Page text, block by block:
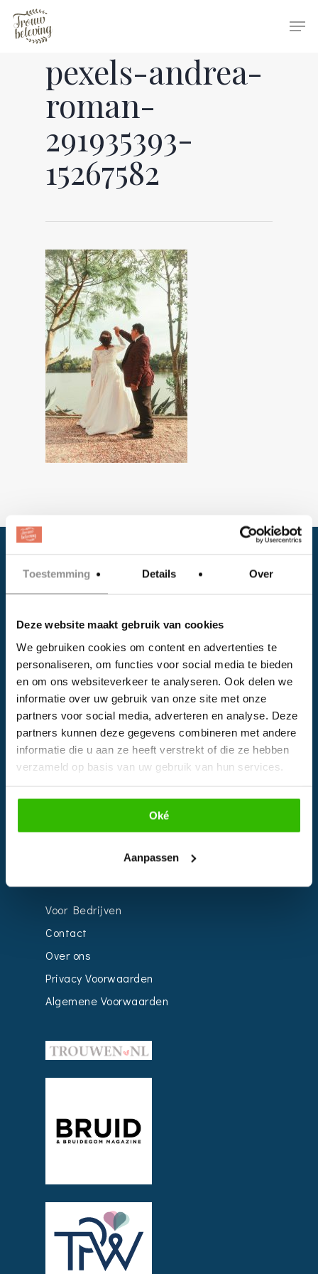
Toestemming Details Over
Deze website maakt gebruik van cookies
We gebruiken cookies om content en advertenties te
personaliseren, om functies voor social media te bieden
en om ons websiteverkeer te analyseren. Ook delen we
informatie over uw gebruik van onze site met onze
partners voor social media, adverteren en analyse. Deze
partners kunnen deze gegevens combineren met andere
informatie die u aan ze heeft verstrekt of die ze hebben
verzameld op basis van uw gebruik van hun services.
Oké
Aanpassen
Hit enter to search or ESC to close
pexels-andrea-
roman-
291935393-
15267582
Instagram
EVENTS
Kalender
Weddingplanner
Voor Bedrijven
Contact
Over ons
Privacy Voorwaarden
Algemene Voorwaarden